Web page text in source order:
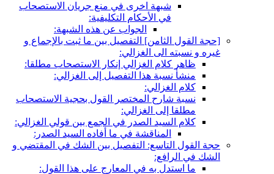
شبهة اخرى في منع جريان الاستصحاب
في الأحكام التكليفية:
الجواب عن هذه الشبهة:
[حجة القول الثامن‏] التفصيل بين ما ثبت بالإجماع و
غيره و نسبته الى الغزالي:
ظاهر كلام الغزالي إنكار الاستصحاب مطلقا:
منشأ نسبة هذا التفصيل إلى الغزالي:
كلام الغزالي:
نسبة شارح المختصر القول بحجية الاستصحاب
مطلقا إلى الغزالي:
كلام السيد الصدر في الجمع بين قولي الغزالي:
المناقشة في ما أفاده السيد الصدر:
حجة القول التاسع: التفصيل بين الشك في المقتضي و
الشك في الرافع:
ما استدل به في المعارج على هذا القول: